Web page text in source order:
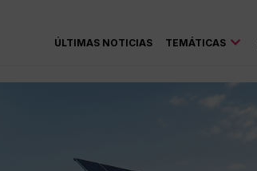
ÚLTIMAS NOTICIAS TEMÁTICAS